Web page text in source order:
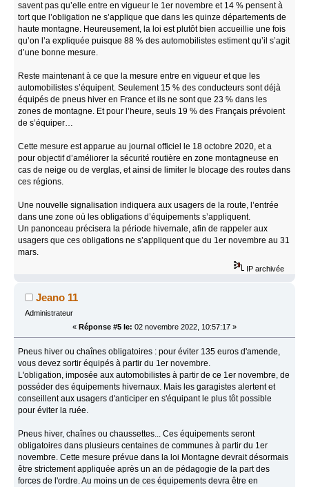
savent pas qu’elle entre en vigueur le 1er novembre et 14 % pensent à
tort que l’obligation ne s’applique que dans les quinze départements de
haute montagne. Heureusement, la loi est plutôt bien accueillie une fois
qu’on l’a expliquée puisque 88 % des automobilistes estiment qu’il s’agit
d’une bonne mesure.
Reste maintenant à ce que la mesure entre en vigueur et que les
automobilistes s’équipent. Seulement 15 % des conducteurs sont déjà
équipés de pneus hiver en France et ils ne sont que 23 % dans les
zones de montagne. Et pour l’heure, seuls 19 % des Français prévoient
de s’équiper…
Cette mesure est apparue au journal officiel le 18 octobre 2020, et a
pour objectif d’améliorer la sécurité routière en zone montagneuse en
cas de neige ou de verglas, et ainsi de limiter le blocage des routes dans
ces régions.
Une nouvelle signalisation indiquera aux usagers de la route, l’entrée
dans une zone où les obligations d’équipements s’appliquent.
Un panonceau précisera la période hivernale, afin de rappeler aux
usagers que ces obligations ne s’appliquent que du 1er novembre au 31
mars.
IP archivée
Jeano 11
Administrateur
« Réponse #5 le: 02 novembre 2022, 10:57:17 »
Pneus hiver ou chaînes obligatoires : pour éviter 135 euros d'amende,
vous devez sortir équipés à partir du 1er novembre.
L'obligation, imposée aux automobilistes à partir de ce 1er novembre, de
posséder des équipements hivernaux. Mais les garagistes alertent et
conseillent aux usagers d'anticiper en s'équipant le plus tôt possible
pour éviter la ruée.
Pneus hiver, chaînes ou chaussettes... Ces équipements seront
obligatoires dans plusieurs centaines de communes à partir du 1er
novembre. Cette mesure prévue dans la loi Montagne devrait désormais
être strictement appliquée après un an de pédagogie de la part des
forces de l'ordre. Au moins un de ces équipements devra être en